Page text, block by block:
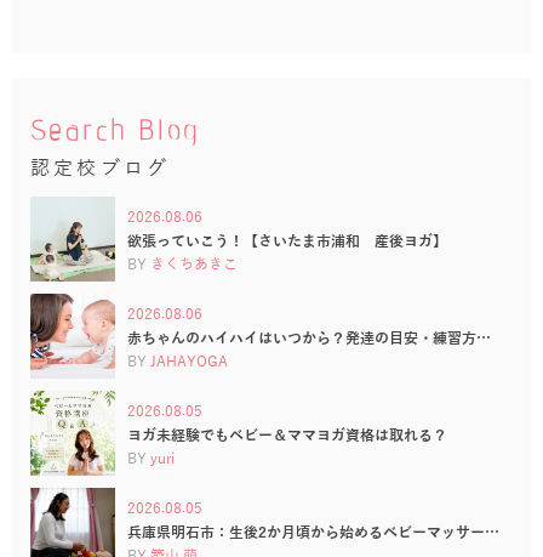
Search Blog
認定校ブログ
2026.08.06
欲張っていこう！【さいたま市浦和 産後ヨガ】
BY きくちあきこ
2026.08.06
赤ちゃんのハイハイはいつから？発達の目安・練習方…
BY JAHAYOGA
2026.08.05
ヨガ未経験でもベビー＆ママヨガ資格は取れる？
BY yuri
2026.08.05
兵庫県明石市：生後2か月頃から始めるベビーマッサー…